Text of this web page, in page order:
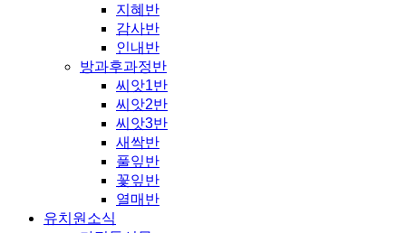
지혜반
감사반
인내반
방과후과정반
씨앗1반
씨앗2반
씨앗3반
새싹반
풀잎반
꽃잎반
열매반
유치원소식